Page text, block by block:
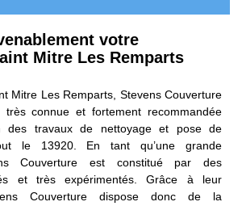
votre
Mitre Les Remparts
Mitre Les Remparts, Stevens Couverture
connue et fortement recommandée
des travaux de nettoyage et pose de
le 13920. En tant qu’une grande
Couverture est constitué par des
et très expérimentés. Grâce à leur
Couverture dispose donc de la